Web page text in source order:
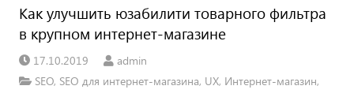
Как улучшить юзабилити товарного фильтра
в крупном интернет-магазине
17.10.2019
admin
SEO, SEO для интернет-магазина, UX, Интернет-магазин,